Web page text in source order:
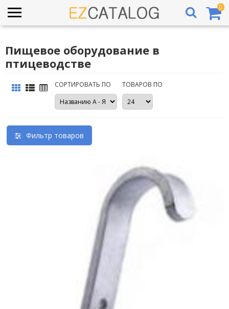
0
Пищевое оборудование в
птицеводстве
СОРТИРОВАТЬ ПО ТОВАРОВ ПО
Фильтр товаров